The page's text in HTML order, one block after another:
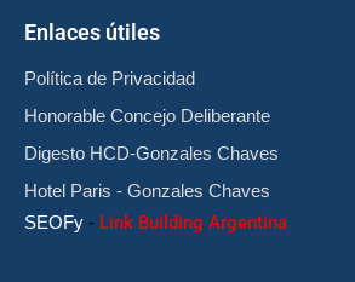
Enlaces útiles
Política de Privacidad
Honorable Concejo Deliberante
Digesto HCD-Gonzales Chaves
Hotel Paris - Gonzales Chaves
SEOFy - Link Building Argentina